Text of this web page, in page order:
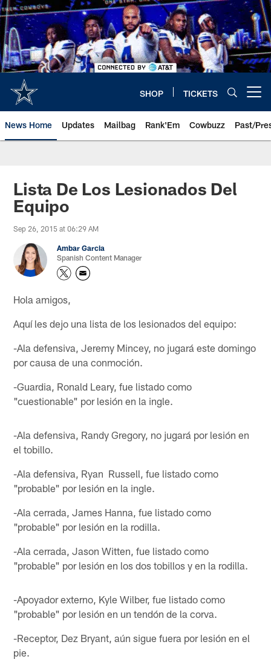
Skip
to
main
content
SHOP TICKETS
News Home Updates Mailbag Rank'Em Cowbuzz Past/
Lista De Los Lesionados Del
Equipo
Sep 26, 2015 at 06:29 AM
Ambar Garcia
Spanish Content Manager
Hola amigos,
Aquí les dejo una lista de los lesionados del equipo:
-Ala defensiva, Jeremy Mincey, no jugará este domingo
por causa de una conmoción.
-Guardia, Ronald Leary, fue listado como
"cuestionable" por lesión en la ingle.
-Ala defensiva, Randy Gregory, no jugará por lesión en
el tobillo.
-Ala defensiva, Ryan Russell, fue listado como
"probable" por lesión en la ingle.
-Ala cerrada, James Hanna, fue listado como
"probable" por lesión en la rodilla.
-Ala cerrada, Jason Witten, fue listado como
"probable" por lesión en los dos tobillos y en la rodilla.
-Apoyador externo, Kyle Wilber, fue listado como
"probable" por lesión en un tendón de la corva.
-Receptor, Dez Bryant, aún sigue fuera por lesión en el
pie.